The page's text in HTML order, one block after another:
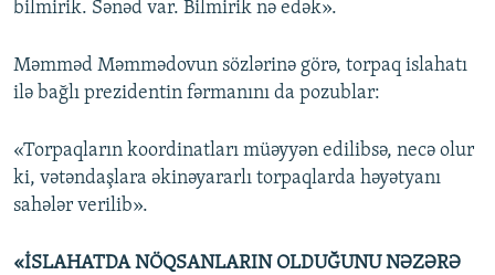
bilmirik. Sənəd var. Bilmirik nə edək».
Məmməd Məmmədovun sözlərinə görə, torpaq islahatı
ilə bağlı prezidentin fərmanını da pozublar:
«Torpaqların koordinatları müəyyən edilibsə, necə olur
ki, vətəndaşlara əkinəyararlı torpaqlarda həyətyanı
sahələr verilib».
«İSLAHATDA NÖQSANLARIN OLDUĞUNU NƏZƏRƏ